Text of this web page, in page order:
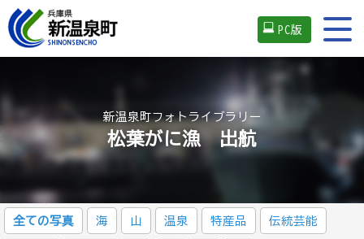
PC版
新温泉町フォトライブラリー
松葉がに漁 出航
全ての写真 海 山 温泉 特産品 伝統芸能